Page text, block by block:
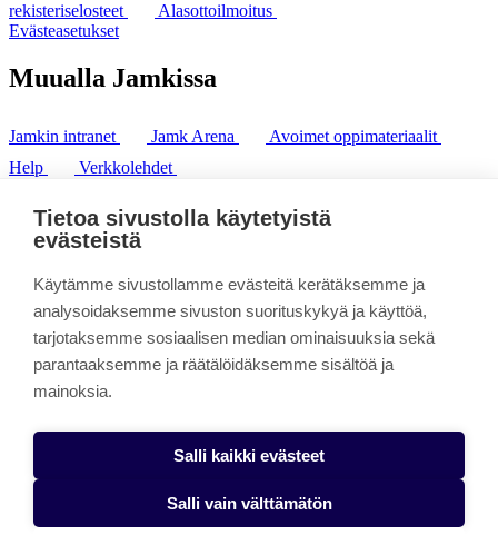
rekisteriselosteet
Alasottoilmoitus
Evästeasetukset
Muualla Jamkissa
Jamkin intranet Jamk Arena
Avoimet oppimateriaalit
Help
Verkkolehdet
puh. +358 20 743 8100
fax. +358 14 449 9694
Tietoa sivustolla käytetyistä
evästeistä
Käytämme sivustollamme evästeitä kerätäksemme ja
analysoidaksemme sivuston suorituskykyä ja käyttöä,
tarjotaksemme sosiaalisen median ominaisuuksia sekä
parantaaksemme ja räätälöidäksemme sisältöä ja
mainoksia.
Salli kaikki evästeet
Salli vain välttämätön